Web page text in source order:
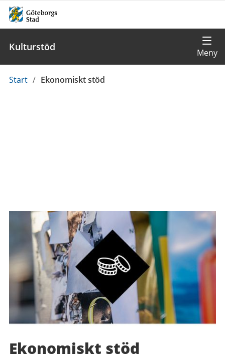
Kulturstöd
Du
Start / Ekonomiskt stöd
Ekonomiskt stöd